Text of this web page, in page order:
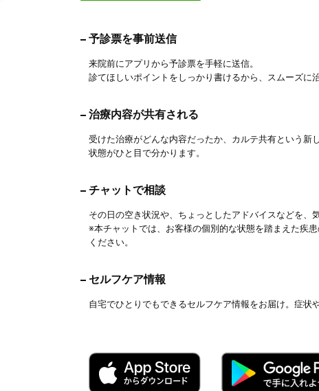
予診票を事前送信
来院前にアプリから予診票を手軽に送信。
診てほしいポイントをしっかり書けるから、スムーズに
治療内容が共有される
受けた治療がどんな内容だったか、カルテ共有という
状態がひと目で分かります。
チャットで相談
その日の空き状況や、ちょっとしたアドバイスなどを、
※本チャットでは、お客様の個別的な状態を踏まえた疾
ください。
セルフケア情報
自宅でひとりでもできるセルフケア情報をお届け。症状